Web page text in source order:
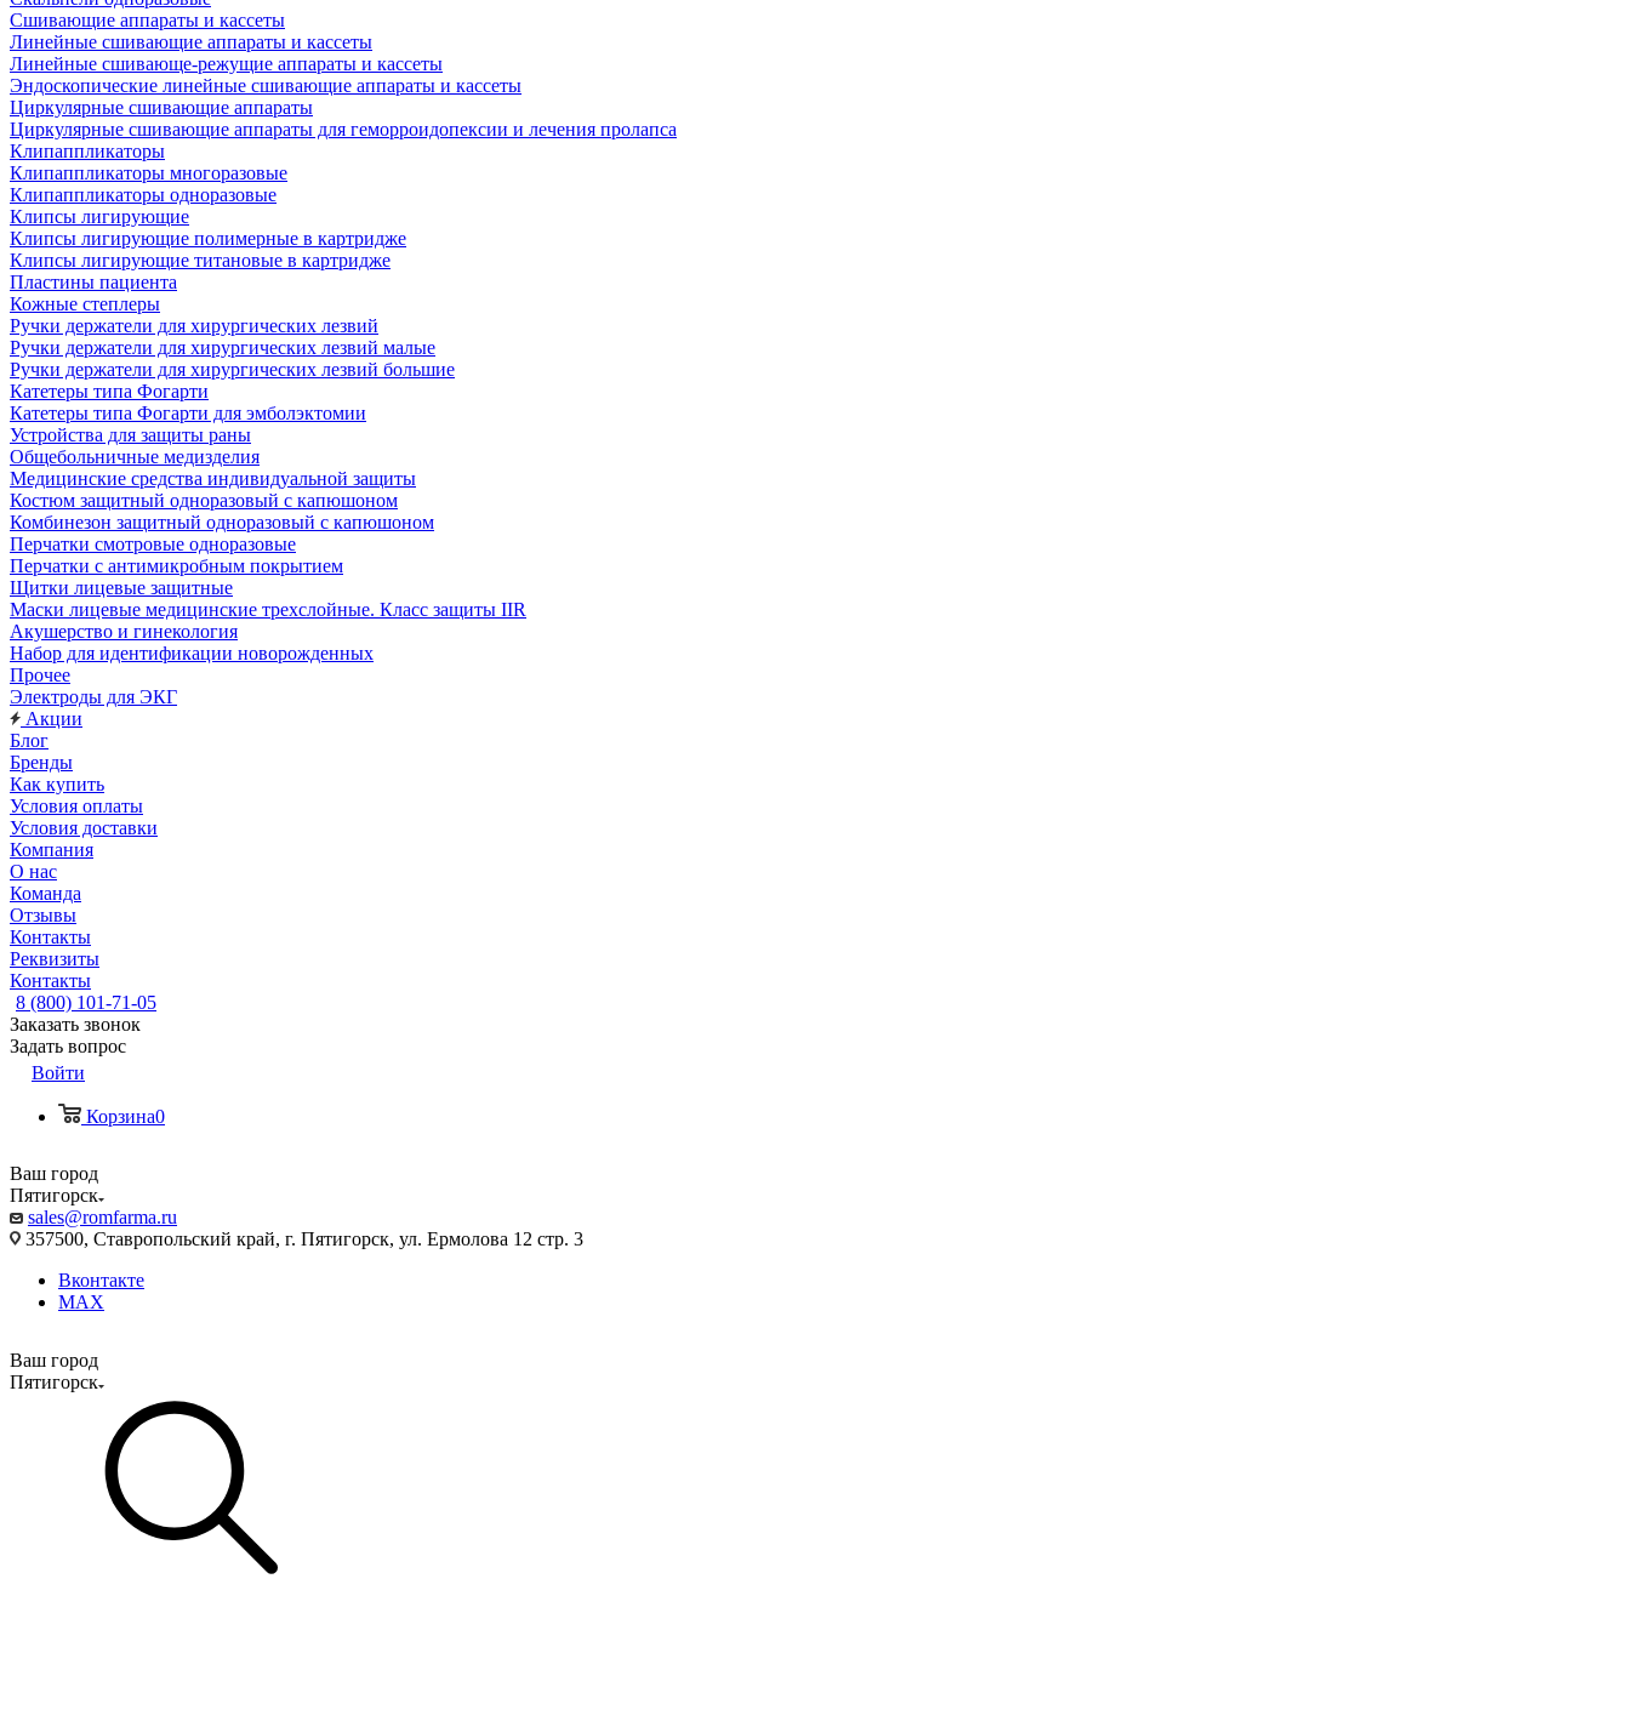
Сшивающие аппараты и кассеты
Линейные сшивающие аппараты и кассеты
Линейные сшивающе-режущие аппараты и кассеты
Эндоскопические линейные сшивающие аппараты и кассеты
Циркулярные сшивающие аппараты
Циркулярные сшивающие аппараты для геморроидопексии и лечения пролапса
Клипаппликаторы
Клипаппликаторы многоразовые
Клипаппликаторы одноразовые
Клипсы лигирующие
Клипсы лигирующие полимерные в картридже
Клипсы лигирующие титановые в картридже
Пластины пациента
Кожные степлеры
Ручки держатели для хирургических лезвий
Ручки держатели для хирургических лезвий малые
Ручки держатели для хирургических лезвий большие
Катетеры типа Фогарти
Катетеры типа Фогарти для эмболэктомии
Устройства для защиты раны
Общебольничные медизделия
Медицинские средства индивидуальной защиты
Костюм защитный одноразовый с капюшоном
Комбинезон защитный одноразовый с капюшоном
Перчатки смотровые одноразовые
Перчатки с антимикробным покрытием
Щитки лицевые защитные
Маски лицевые медицинские трехслойные. Класс защиты IIR
Акушерство и гинекология
Набор для идентификации новорожденных
Прочее
Электроды для ЭКГ
Акции
Блог
Бренды
Как купить
Условия оплаты
Условия доставки
Компания
О нас
Команда
Отзывы
Контакты
Реквизиты
Контакты
8 (800) 101-71-05
Заказать звонок
Задать вопрос
Войти
Корзина0
Ваш город
Пятигорск
sales@romfarma.ru
357500, Ставропольский край, г. Пятигорск, ул. Ермолова 12 стр. 3
Вконтакте
MAX
Ваш город
Пятигорск